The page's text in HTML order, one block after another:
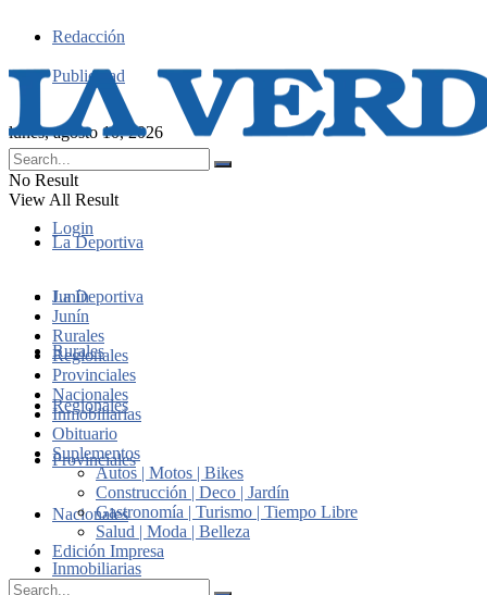
Redacción
Publicidad
lunes, agosto 10, 2026
Login
No Result
View All Result
La Deportiva
Junín
Rurales
Regionales
Provinciales
Nacionales
Inmobiliarias
La Deportiva
Junín
Rurales
Regionales
Provinciales
Nacionales
Inmobiliarias
Obituario
Suplementos
Autos | Motos | Bikes
Construcción | Deco | Jardín
Gastronomía | Turismo | Tiempo Libre
Salud | Moda | Belleza
Edición Impresa